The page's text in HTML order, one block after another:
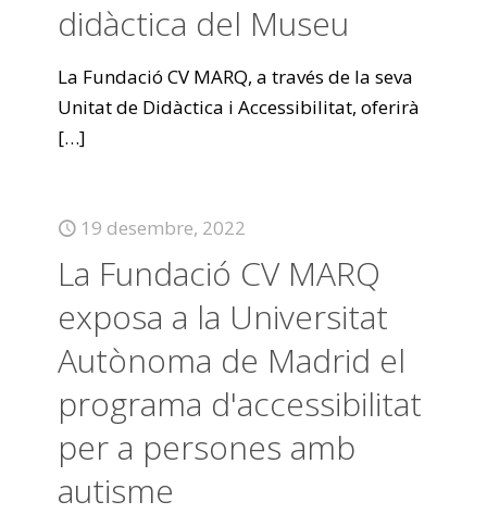
didàctica del Museu
La Fundació CV MARQ, a través de la seva
Unitat de Didàctica i Accessibilitat, oferirà
[…]
19 desembre, 2022
La Fundació CV MARQ
exposa a la Universitat
Autònoma de Madrid el
programa d'accessibilitat
per a persones amb
autisme